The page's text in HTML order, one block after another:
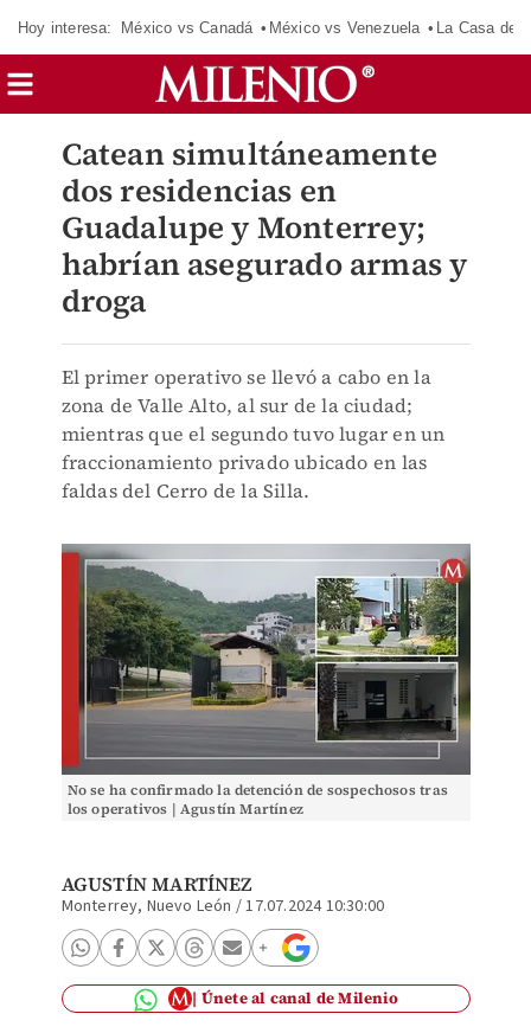
Hoy interesa: México vs Canadá México vs Venezuela La Casa de
Catean simultáneamente
dos residencias en
Guadalupe y Monterrey;
habrían asegurado armas y
droga
El primer operativo se llevó a cabo en la
zona de Valle Alto, al sur de la ciudad;
mientras que el segundo tuvo lugar en un
fraccionamiento privado ubicado en las
faldas del Cerro de la Silla.
No se ha confirmado la detención de sospechosos tras
los operativos | Agustín Martínez
AGUSTÍN MARTÍNEZ
Monterrey, Nuevo León /17.07.2024 10:30:00
Únete al canal de Milenio